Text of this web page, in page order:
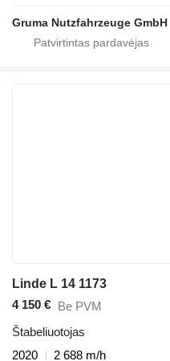
Gruma Nutzfahrzeuge GmbH
Linde L 14 1173
4 150 € Be PVM
Štabeliuotojas
2020
2 688 m/h